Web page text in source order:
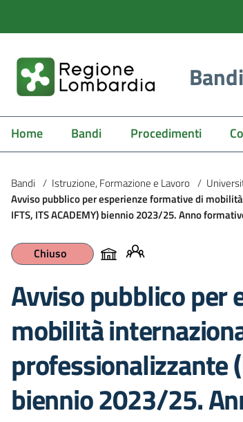
Home Bandi Procedimenti
Bandi / Istruzione, Formazione e Lavoro /
Avviso pubblico per esperienze formative di
IFTS, ITS ACADEMY) biennio 2023/25. Anno
Chiuso
Avviso pubblico per
mobilità
professionalizzante
biennio 2023/25.